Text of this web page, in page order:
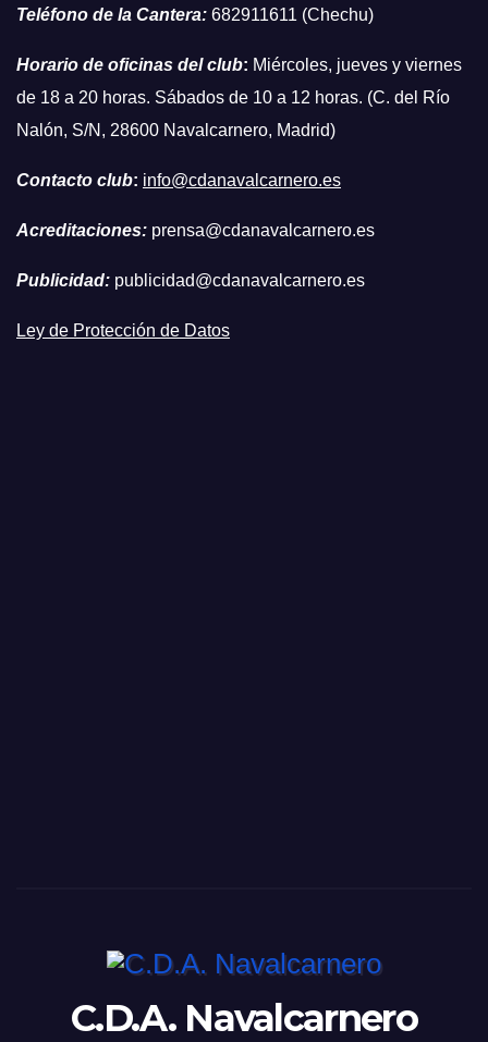
Teléfono de la Cantera: 682911611 (Chechu)
Horario de oficinas del club: Miércoles, jueves y viernes
de 18 a 20 horas. Sábados de 10 a 12 horas. (C. del Río
Nalón, S/N, 28600 Navalcarnero, Madrid)
Contacto club: info@cdanavalcarnero.es
Acreditaciones: prensa@cdanavalcarnero.es
Publicidad: publicidad@cdanavalcarnero.es
Ley de Protección de Datos
C.D.A. Navalcarnero